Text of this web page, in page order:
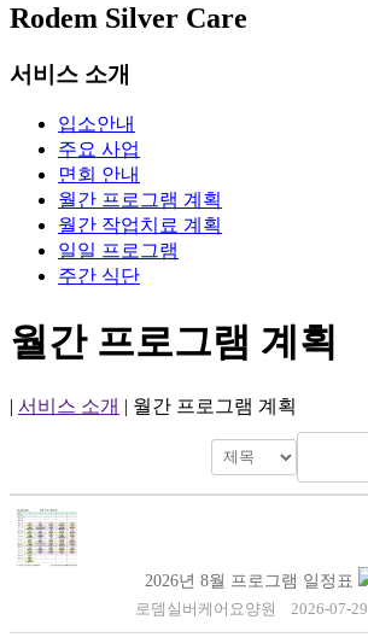
Rodem Silver Care
서비스 소개
입소안내
주요 사업
면회 안내
월간 프로그램 계획
월간 작업치료 계획
일일 프로그램
주간 식단
월간 프로그램 계획
| 서비스 소개 | 월간 프로그램 계획
2026년 8월 프로그램 일정표
로뎀실버케어요양원
2026-07-29